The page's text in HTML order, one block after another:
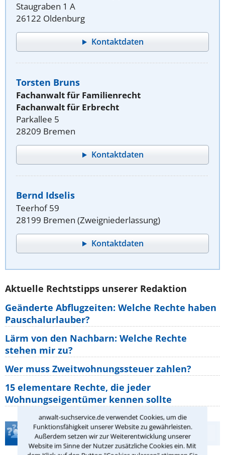
anwalt-suchservice.de verwendet Cookies, um die
Funktionsfähigkeit unserer Website zu gewährleisten.
Außerdem setzen wir zur Weiterentwicklung unserer
Website im Sinne der Nutzer zusätzliche Cookies ein. Mit
Staugraben 1 A
26122 Oldenburg
Kontaktdaten
Torsten Bruns
Fachanwalt für Familienrecht
Fachanwalt für Erbrecht
Parkallee 5
28209 Bremen
Kontaktdaten
Bernd Idselis
Teerhof 59
28199 Bremen (Zweigniederlassung)
Kontaktdaten
Aktuelle Rechtstipps unserer Redaktion
Geänderte Abflugzeiten: Welche Rechte haben
Pauschalurlauber?
Lärm von den Nachbarn: Welche Rechte
stehen mir zu?
Wer muss Zweitwohnungssteuer zahlen?
15 elementare Rechte, die jeder
Wohnungseigentümer kennen sollte
Teste Dein Rechtswissen